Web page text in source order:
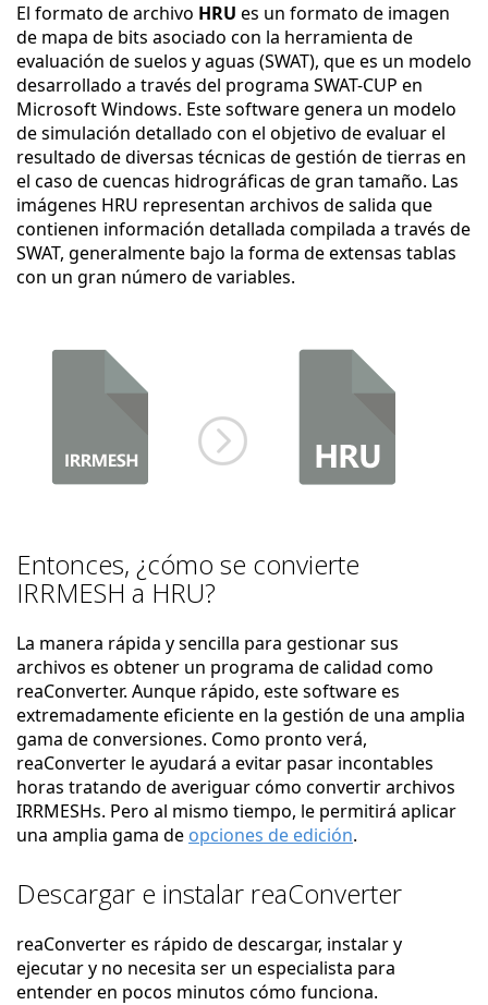
El formato de archivo HRU es un formato de imagen
de mapa de bits asociado con la herramienta de
evaluación de suelos y aguas (SWAT), que es un modelo
desarrollado a través del programa SWAT-CUP en
Microsoft Windows. Este software genera un modelo
de simulación detallado con el objetivo de evaluar el
resultado de diversas técnicas de gestión de tierras en
el caso de cuencas hidrográficas de gran tamaño. Las
imágenes HRU representan archivos de salida que
contienen información detallada compilada a través de
SWAT, generalmente bajo la forma de extensas tablas
con un gran número de variables.
Entonces, ¿cómo se convierte
IRRMESH a HRU?
La manera rápida y sencilla para gestionar sus
archivos es obtener un programa de calidad como
reaConverter. Aunque rápido, este software es
extremadamente eficiente en la gestión de una amplia
gama de conversiones. Como pronto verá,
reaConverter le ayudará a evitar pasar incontables
horas tratando de averiguar cómo convertir archivos
IRRMESHs. Pero al mismo tiempo, le permitirá aplicar
una amplia gama de opciones de edición.
Descargar e instalar reaConverter
reaConverter es rápido de descargar, instalar y
ejecutar y no necesita ser un especialista para
entender en pocos minutos cómo funciona.